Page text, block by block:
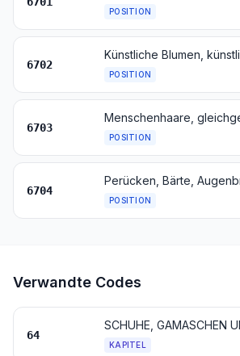
POSITION
6702
POSITION
6703
POSITION
6704
POSITION
Verwandte Codes
64
KAPITEL